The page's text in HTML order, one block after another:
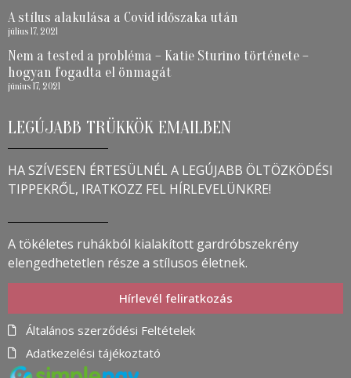
A stílus alakulása a Covid időszaka után
július 17, 2021
Nem a tested a probléma – Katie Sturino története –
hogyan fogadta el önmagát
június 17, 2021
LEGÚJABB TRÜKKÖK EMAILBEN
HA SZÍVESEN ÉRTESÜLNÉL A LEGÚJABB ÖLTÖZKÖDÉSI
TIPPEKRŐL, IRATKOZZ FEL HÍRLEVELÜNKRE!
A tökéletes ruhákból kialakított gardróbszekrény
elengedhetetlen része a stílusos életnek.
Hírlevél feliratkozás
Általános szerződési Feltételek
Adatkezelési tájékoztató